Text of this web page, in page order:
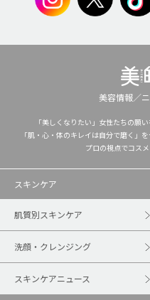
美容情報／
「美しくなりたい」女性たちの願
「肌・心・体のキレイは自分で磨く」
プロの視点でコス
スキンケア
肌質別スキンケア
洗顔・クレンジング
スキンケアニュース